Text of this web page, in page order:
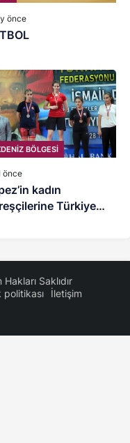
önce
BÖLGESİ
önce
kadın
Türkiye
Saklıdır
politikası İletişim